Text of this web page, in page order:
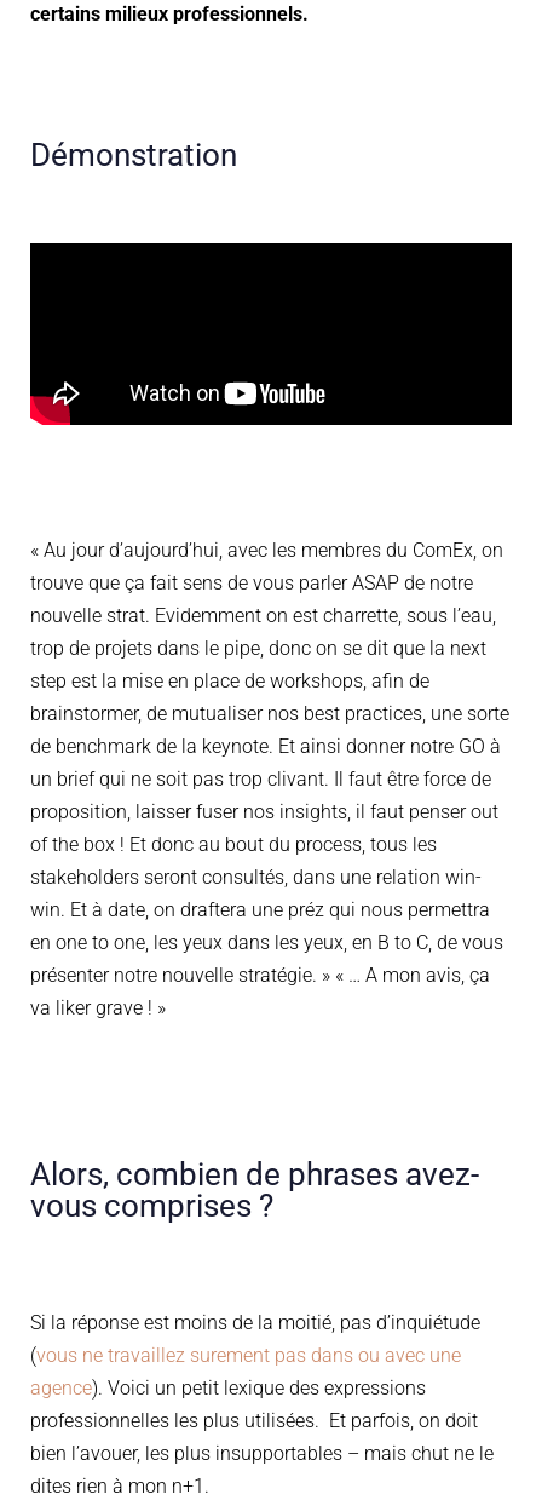
certains milieux professionnels.
Démonstration
« Au jour d’aujourd’hui, avec les membres du ComEx, on
trouve que ça fait sens de vous parler ASAP de notre
nouvelle strat. Evidemment on est charrette, sous l’eau,
trop de projets dans le pipe, donc on se dit que la next
step est la mise en place de workshops, afin de
brainstormer, de mutualiser nos best practices, une sorte
de benchmark de la keynote. Et ainsi donner notre GO à
un brief qui ne soit pas trop clivant. Il faut être force de
proposition, laisser fuser nos insights, il faut penser out
of the box ! Et donc au bout du process, tous les
stakeholders seront consultés, dans une relation win-
win. Et à date, on draftera une préz qui nous permettra
en one to one, les yeux dans les yeux, en B to C, de vous
présenter notre nouvelle stratégie. » « … A mon avis, ça
va liker grave ! »
Alors, combien de phrases avez-
vous comprises ?
Si la réponse est moins de la moitié, pas d’inquiétude
(vous ne travaillez surement pas dans ou avec une
agence). Voici un petit lexique des expressions
professionnelles les plus utilisées. Et parfois, on doit
bien l’avouer, les plus insupportables – mais chut ne le
dites rien à mon n+1.